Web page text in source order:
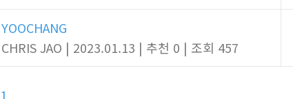
YOOCHANG
CHRIS JAO | 2023.01.13 | 추천 0 | 조회 457
1